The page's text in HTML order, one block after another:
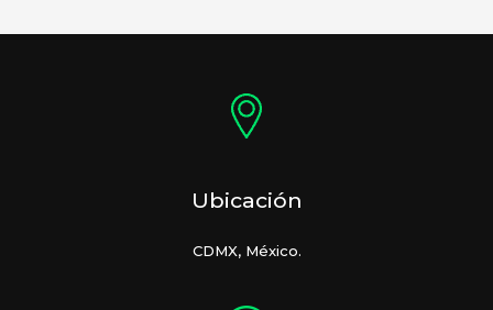
Ubicación
CDMX, México.